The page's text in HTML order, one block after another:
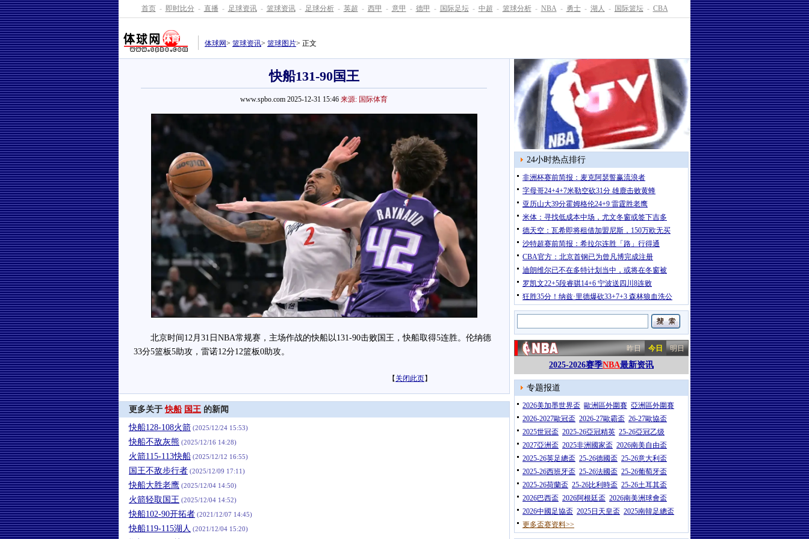
首页 - 即时比分 - 直播 - 足球资讯 - 篮球资讯 - 足球分析 - 英超 - 西甲 - 意甲 - 德甲 - 国际足坛 - 中超 - 篮球分析 - NBA - 勇士 - 湖人 - 国际篮坛 - CBA
体球网> 篮球资讯> 篮球图片> 正文
快船131-90国王
www.spbo.com 2025-12-31 15:46 来源: 国际体育
北京时间12月31日NBA常规赛，主场作战的快船以131-90击败国王，快船取得5连胜。伦纳德
33分5篮板5助攻，雷诺12分12篮板0助攻。
【 关闭此页】
更多关于快船 国王 的新闻
快船128-108火箭 (2025/12/24 15:53)
快船不敌灰熊 (2025/12/16 14:28)
火箭115-113快船 (2025/12/12 16:55)
国王不敌步行者 (2025/12/09 17:11)
快船大胜老鹰 (2025/12/04 14:50)
火箭轻取国王 (2025/12/04 14:52)
快船102-90开拓者 (2021/12/07 14:45)
快船119-115湖人 (2021/12/04 15:20)
24小时热点排行
非洲杯赛前简报：麦克阿瑟誓赢流浪者
字母哥24+4+7米勒空砍31分 雄鹿击败黄蜂
亚历山大39分霍姆格伦24+9 雷霆胜老鹰
米体：寻找低成本中场，尤文冬窗或签下吉多
德天空：瓦希即将租借加盟尼斯，150万欧无买
沙特超赛前简报：希拉尔连胜「路」行得通
CBA官方：北京首钢已为曾凡博完成注册
迪朗维尔已不在多特计划当中，或将在冬窗被
罗凯文22+5段睿骐14+6 宁波送四川8连败
狂胜35分！纳兹·里德爆砍33+7+3 森林狼血洗公
昨日 今日 明日
2025-2026赛季NBA最新资讯
专题报道
2026美加墨世界盃 歐洲區外圍賽 亞洲區外圍賽
2026-2027歐冠盃 2026-27歐霸盃 26-27歐協盃
2025世冠盃 2025-26亞冠精英 25-26亞冠乙级
2027亞洲盃 2025非洲國家盃 2026南美自由盃
2025-26英足總盃 25-26德國盃 25-26意大利盃
2025-26西班牙盃 25-26法國盃 25-26葡萄牙盃
2025-26荷蘭盃 25-26比利時盃 25-26土耳其盃
2026巴西盃 2026阿根廷盃 2026南美洲球會盃
2026中國足協盃 2025日天皇盃 2025南韓足總盃
更多盃赛资料>>